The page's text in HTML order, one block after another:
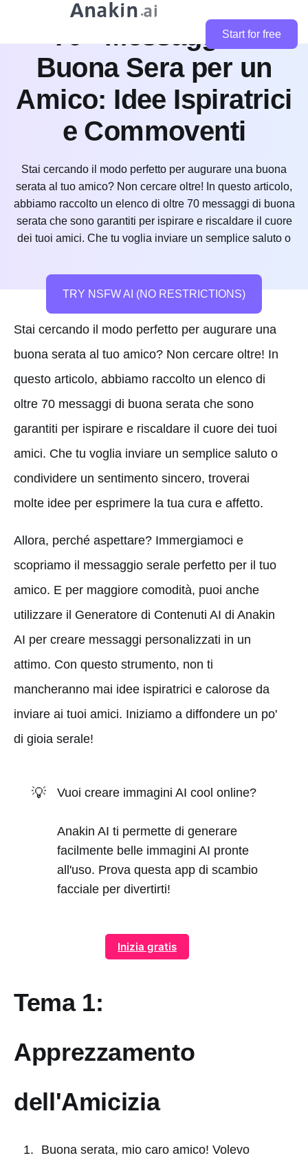
Start for free
70+ Messaggi di
Buona Sera per un
Amico: Idee Ispiratrici
e Commoventi
Stai cercando il modo perfetto per augurare una buona
serata al tuo amico? Non cercare oltre! In questo articolo,
abbiamo raccolto un elenco di oltre 70 messaggi di buona
serata che sono garantiti per ispirare e riscaldare il cuore
dei tuoi amici. Che tu voglia inviare un semplice saluto o
TRY NSFW AI (NO RESTRICTIONS)
Stai cercando il modo perfetto per augurare una
buona serata al tuo amico? Non cercare oltre! In
questo articolo, abbiamo raccolto un elenco di
oltre 70 messaggi di buona serata che sono
garantiti per ispirare e riscaldare il cuore dei tuoi
amici. Che tu voglia inviare un semplice saluto o
condividere un sentimento sincero, troverai
molte idee per esprimere la tua cura e affetto.
Allora, perché aspettare? Immergiamoci e
scopriamo il messaggio serale perfetto per il tuo
amico. E per maggiore comodità, puoi anche
utilizzare il Generatore di Contenuti AI di Anakin
AI per creare messaggi personalizzati in un
attimo. Con questo strumento, non ti
mancheranno mai idee ispiratrici e calorose da
inviare ai tuoi amici. Iniziamo a diffondere un po'
di gioia serale!
💡 Vuoi creare immagini AI cool online?
Anakin AI ti permette di generare
facilmente belle immagini AI pronte
all'uso. Prova questa app di scambio
facciale per divertirti!
Inizia gratis
Tema 1:
Apprezzamento
dell'Amicizia
Buona serata, mio caro amico! Volevo